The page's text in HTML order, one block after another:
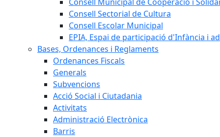
Consell Sectorial de Cultura
Consell Escolar Municipal
EPIA, Espai de participació d'Infància i
Bases, Ordenances i Reglaments
Ordenances Fiscals
Generals
Subvencions
Acció Social i Ciutadania
Activitats
Administració Electrònica
Barris